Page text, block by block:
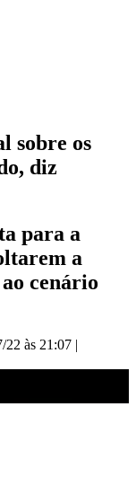
sobre os
diz
para a
a
cenário
22 às 21:07 |